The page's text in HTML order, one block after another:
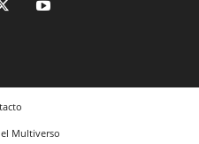
Multiverso